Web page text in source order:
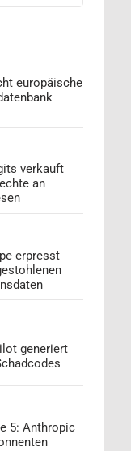
europäische
verkauft
an
erpresst
generiert
5: Anthropic